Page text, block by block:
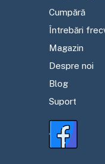
Cumpără
Întrebări
Magazin
Despre noi
Blog
Suport